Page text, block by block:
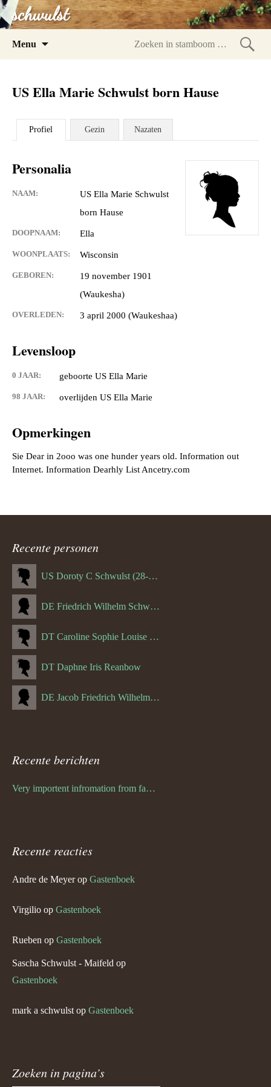
schwulst
Menu
US Ella Marie Schwulst born Hause
Profiel Gezin Nazaten
Personalia
NAAM:
US Ella Marie Schwulst
born Hause
DOOPNAAM: Ella
WOONPLAATS: Wisconsin
GEBOREN:
19 november 1901
(Waukesha)
OVERLEDEN: 3 april 2000 (Waukeshaa)
Levensloop
0 JAAR: geboorte US Ella Marie
98 JAAR: overlijden US Ella Marie
Opmerkingen
Sie Dear in 2ooo was one hunder years old. Information out
Recente personen
US Doroty C Schwulst (28-12-1919)
DE Friedrich Wilhelm Schwulst
DT Caroline Sophie Louise Schreuder born Schwulst (13-05-1866)
DT Daphne Iris Reanbow
DE Jacob Friedrich Wilhelm Hurth
Recente berichten
Very importent infromation from family Schwulst
Recente reacties
Andre de Meyerop Gastenboek
Virgilio op Gastenboek
Rueben op Gastenboek
Sascha Schwulst - Maifeld op
Gastenboek
mark a schwulst op Gastenboek
Zoeken in pagina’s